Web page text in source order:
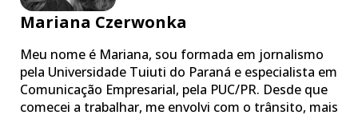
Mariana Czerwonka
Meu nome é Mariana, sou formada em jornalismo
pela Universidade Tuiuti do Paraná e especialista em
Comunicação Empresarial, pela PUC/PR. Desde que
comecei a trabalhar, me envolvi com o trânsito, mais